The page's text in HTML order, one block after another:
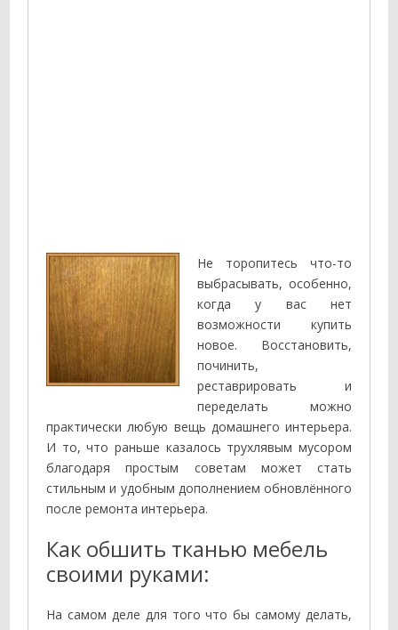
Не торопитесь что-то
выбрасывать, особенно,
когда у вас нет
возможности купить
новое. Восстановить,
починить,
реставрировать и
переделать можно
практически любую вещь домашнего интерьера.
И то, что раньше казалось трухлявым мусором
благодаря простым советам может стать
стильным и удобным дополнением обновлённого
после ремонта интерьера.
Как обшить тканью мебель
своими руками:
На самом деле для того что бы самому делать,